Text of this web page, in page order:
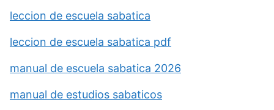
leccion de escuela sabatica
leccion de escuela sabatica pdf
manual de escuela sabatica 2026
manual de estudios sabaticos